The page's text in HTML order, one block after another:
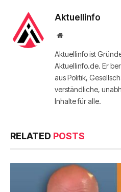
Aktuellinfo
Website
Aktuellinfo ist
Aktuellinfo.de. Er
aus Politik,
verständliche,
Inhalte für alle.
RELATED POSTS